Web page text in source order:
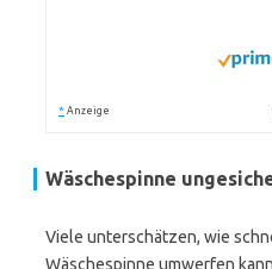
* Anzeige
Wäschespinne
Viele unterschätzen, wie
Wäschespinne umwerfen